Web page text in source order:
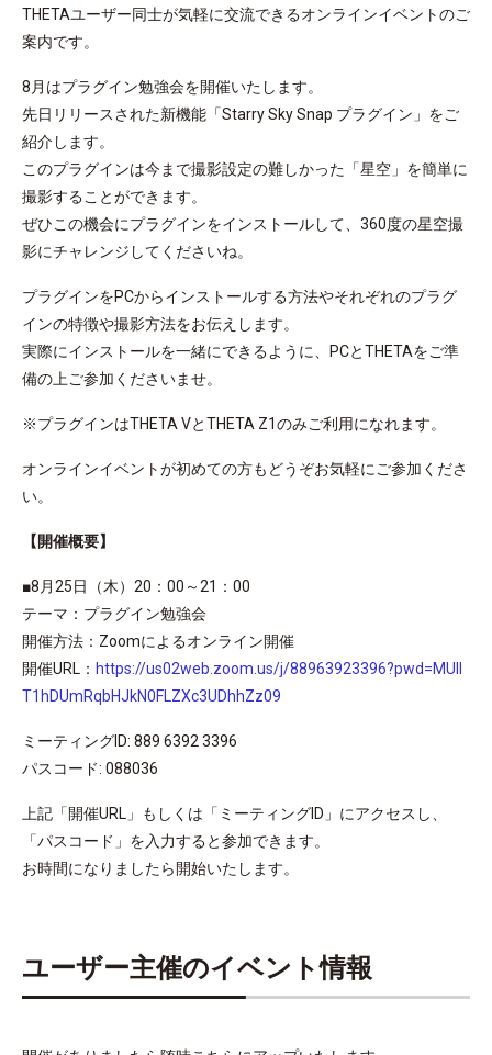
THETAユーザー同士が気軽に交流できるオンラインイベントのご
案内です。
8月はプラグイン勉強会を開催いたします。
先日リリースされた新機能「Starry Sky Snap プラグイン」をご
紹介します。
このプラグインは今まで撮影設定の難しかった「星空」を簡単に
撮影することができます。
ぜひこの機会にプラグインをインストールして、360度の星空撮
影にチャレンジしてくださいね。
プラグインをPCからインストールする方法やそれぞれのプラグ
インの特徴や撮影方法をお伝えします。
実際にインストールを一緒にできるように、PCとTHETAをご準
備の上ご参加くださいませ。
※プラグインはTHETA VとTHETA Z1のみご利用になれます。
オンラインイベントが初めての方もどうぞお気軽にご参加くださ
い。
【開催概要】
■8月25日（木）20：00～21：00
テーマ：プラグイン勉強会
開催方法：Zoomによるオンライン開催
開催URL： https://us02web.zoom.us/j/88963923396?pwd=MUlI
T1hDUmRqbHJkN0FLZXc3UDhhZz09
ミーティングID: 889 6392 3396
パスコード: 088036
上記「開催URL」もしくは「ミーティングID」にアクセスし、
「パスコード」を入力すると参加できます。
お時間になりましたら開始いたします。
ユーザー主催のイベント情報